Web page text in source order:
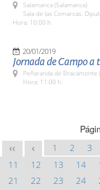
Salamanca (Salamanca)
Sala de las Comarcas.
Hora: 10:00 h.
20/01/2019
Jornada de Campo a
Peñaranda de Bracamonte
Hora: 11:00 h.
<< < 1 2 3
11
12 13 14
21
22 23 24